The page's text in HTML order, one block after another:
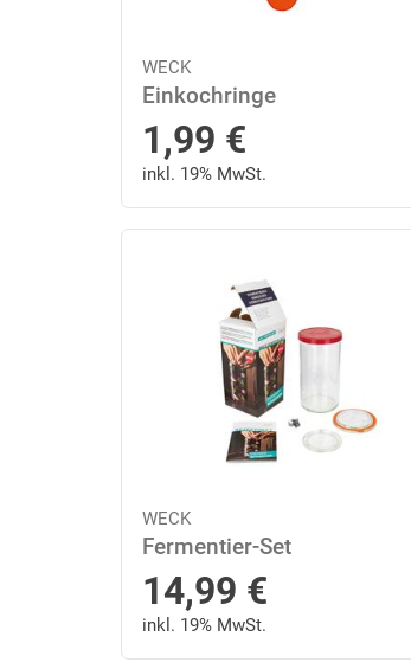
WECK
Einkochringe
1,99 €
inkl. 19% MwSt.
WECK
Fermentier-Set
14,99 €
inkl. 19% MwSt.